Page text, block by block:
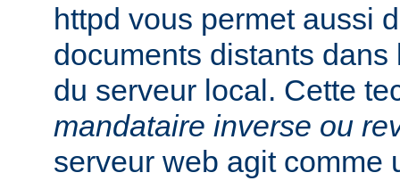
httpd vous permet aussi
documents distants
du serveur local. Cette
mandataire inverse ou
serveur web agit comme